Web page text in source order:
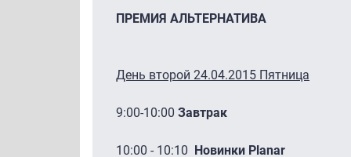
ПРЕМИЯ АЛЬТЕРНАТИВА
День второй 24.04.2015 Пятница
9:00-10:00 Завтрак
10:00 - 10:10 Новинки Planar